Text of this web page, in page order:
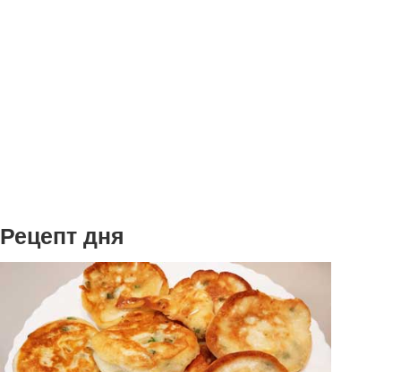
Рецепт дня